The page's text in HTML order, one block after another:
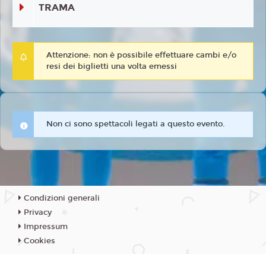
TRAMA
Attenzione: non è possibile effettuare cambi e/o
resi dei biglietti una volta emessi
Non ci sono spettacoli legati a questo evento.
Condizioni generali
Privacy
Impressum
Cookies